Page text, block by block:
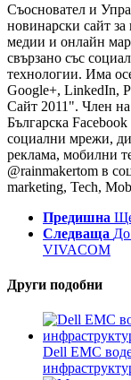
Съосновател и
новинарски сайт
медии и онлайн
свързано със
технологии. Има
Google+, LinkedIn,
Сайт 2011". Член
Българска
социални мрежи,
реклама, мобилни
@rainmakertom в
marketing, Tech,
Предишна
Следваща До
VIVACOM
Други подобни
Dell EMC